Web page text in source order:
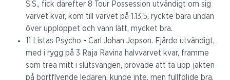
S.S., fick därefter 8 Tour Possession utvändigt om sig
varvet kvar, kom till varvet på 1.13,5, ryckte bara undan
över upploppet och vann lätt, mycket bra.
11 Listas Psycho - Carl Johan Jepson. Fjärde utvändigt,
med i rygg på 3 Raja Ravina halvvarvet kvar, framme
som trea mitt i slutsvängen, provade att ta upp jakten
på bortflyende ledaren, kunde inte, men fullföljde bra.